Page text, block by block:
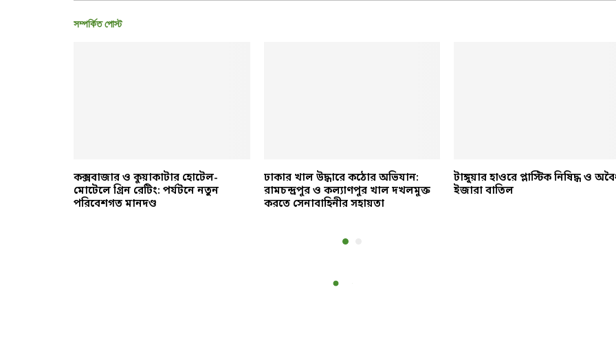
সম্পর্কিত পোস্ট
কক্সবাজার ও কুয়াকাটার হোটেল-
মোটেলে গ্রিন রেটিং: পর্যটনে নতুন
পরিবেশগত মানদণ্ড
ঢাকার খাল উদ্ধারে কঠোর অভিযান:
রামচন্দ্রপুর ও কল্যাণপুর খাল দখলমুক্ত
করতে সেনাবাহিনীর সহায়তা
টাঙ্গুয়ার হাওরে প্লাস্টিক নিষিদ্ধ ও
ইজারা বাতিল